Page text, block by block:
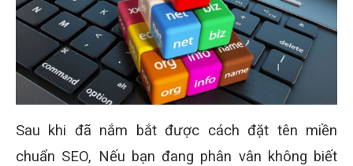
Sau khi đã nắm bắt được cách đặt tên miền
chuẩn SEO, Nếu bạn đang phân vân không biết